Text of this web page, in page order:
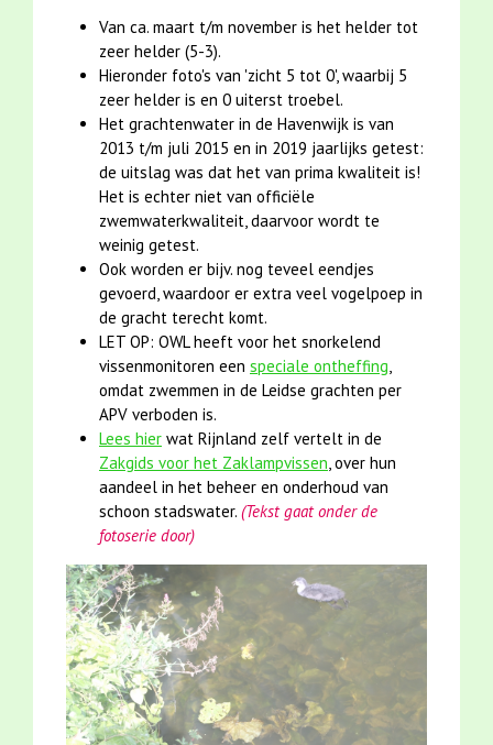
Van ca. maart t/m november is het helder tot
zeer helder (5-3).
Hieronder foto's van 'zicht 5 tot 0', waarbij 5
zeer helder is en 0 uiterst troebel.
Het grachtenwater in de Havenwijk is van
2013 t/m juli 2015 en in 2019 jaarlijks getest:
de uitslag was dat het van prima kwaliteit is!
Het is echter niet van officiële
zwemwaterkwaliteit, daarvoor wordt te
weinig getest.
Ook worden er bijv. nog teveel eendjes
gevoerd, waardoor er extra veel vogelpoep in
de gracht terecht komt.
LET OP: OWL heeft voor het snorkelend
vissenmonitoren een speciale ontheffing,
omdat zwemmen in de Leidse grachten per
APV verboden is.
Lees hier wat Rijnland zelf vertelt in de
Zakgids voor het Zaklampvissen, over hun
aandeel in het beheer en onderhoud van
schoon stadswater. (Tekst gaat onder de
fotoserie door)